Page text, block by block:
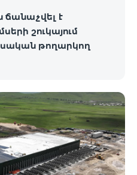
ճանաչվել է
շուկայում
թողարկող